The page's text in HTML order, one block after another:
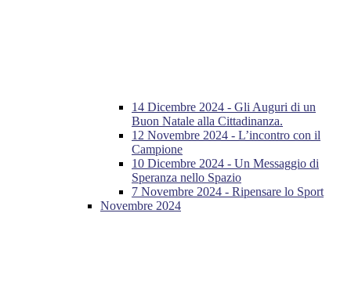
14 Dicembre 2024 - Gli Auguri di un
Buon Natale alla Cittadinanza.
12 Novembre 2024 - L’incontro con il
Campione
10 Dicembre 2024 - Un Messaggio di
Speranza nello Spazio
7 Novembre 2024 - Ripensare lo Sport
Novembre 2024